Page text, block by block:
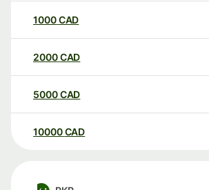
1000CAD
2000CAD
5000CAD
10000 CAD